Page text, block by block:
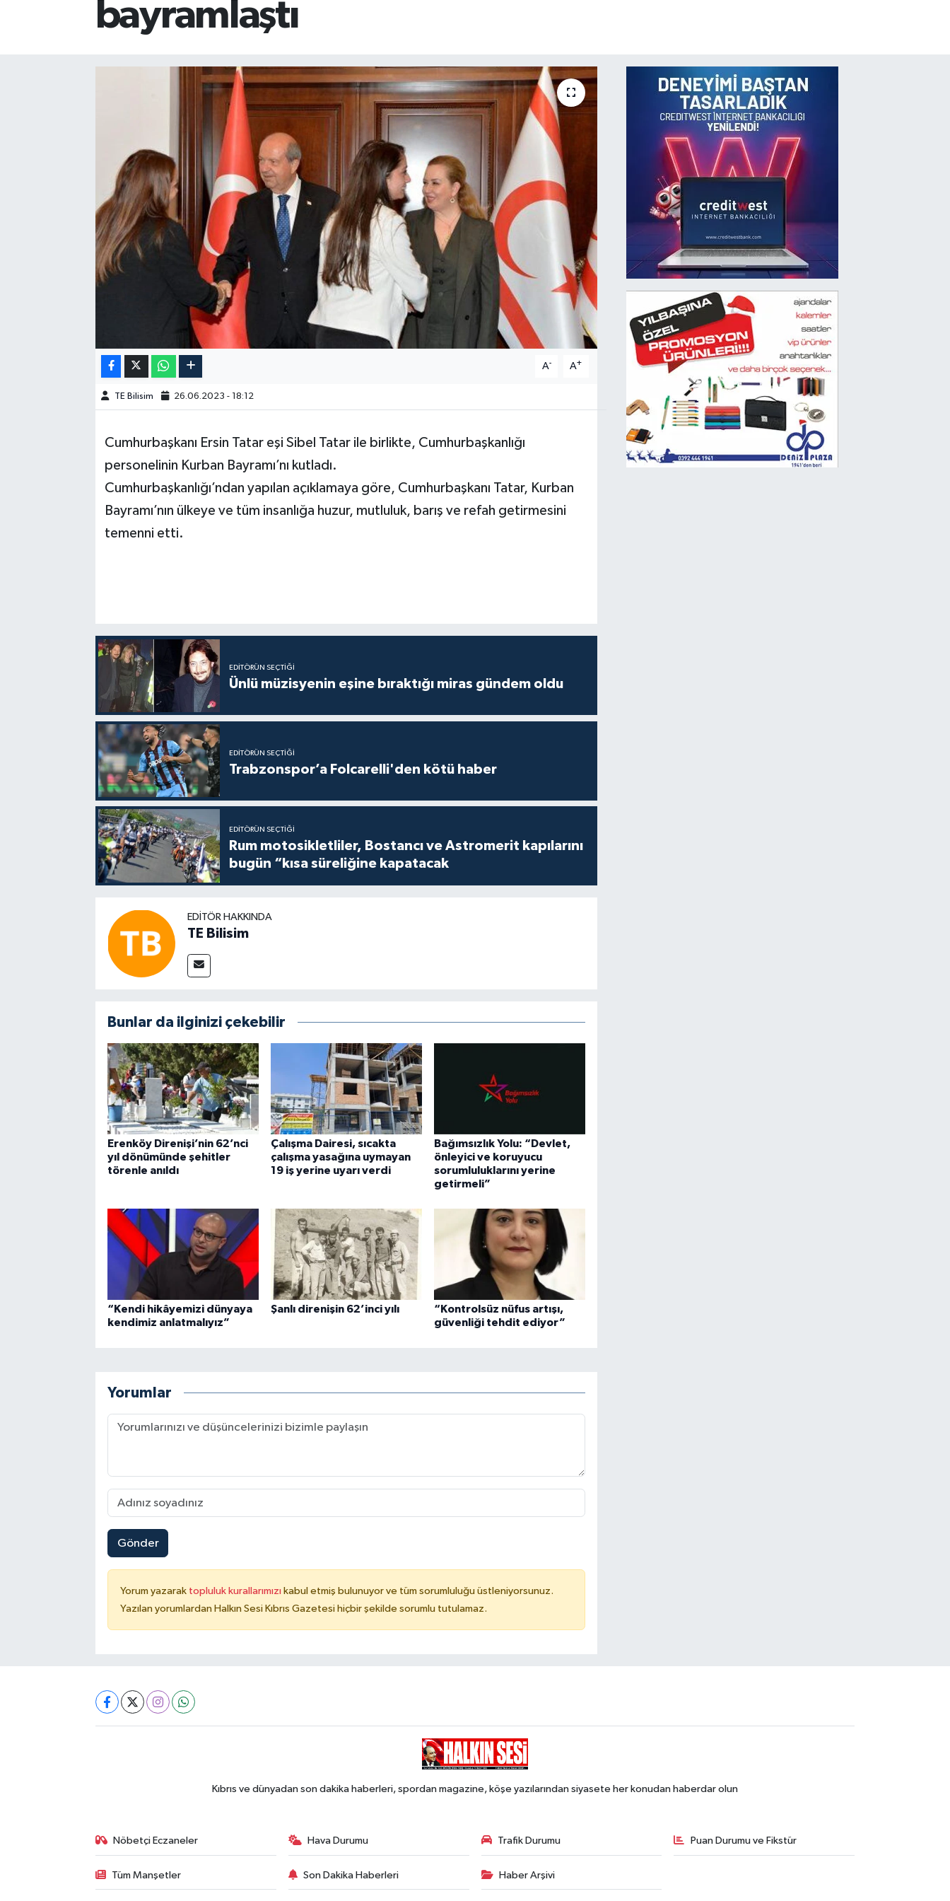
bayramlaştı
A- A+
TE Bilisim 26.06.2023 - 18:12
Cumhurbaşkanı Ersin Tatar eşi Sibel Tatar ile birlikte, Cumhurbaşkanlığı
personelinin Kurban Bayramı’nı kutladı.
Cumhurbaşkanlığı’ndan yapılan açıklamaya göre, Cumhurbaşkanı Tatar, Kurban
Bayramı’nın ülkeye ve tüm insanlığa huzur, mutluluk, barış ve refah getirmesini
temenni etti.
EDITÖRÜN SEÇTIĞI
Ünlü müzisyenin eşine bıraktığı miras gündem oldu
EDITÖRÜN SEÇTIĞI
Trabzonspor’a Folcarelli'den kötü haber
EDITÖRÜN SEÇTIĞI
Rum motosikletliler, Bostancı ve Astromerit kapılarını
bugün “kısa süreliğine kapatacak
EDITÖR HAKKINDA
TE Bilisim
Bunlar da ilginizi çekebilir
Erenköy Direnişi’nin 62’nci
yıl dönümünde şehitler
törenle anıldı
Çalışma Dairesi, sıcakta
çalışma yasağına uymayan
19 iş yerine uyarı verdi
Bağımsızlık Yolu: “Devlet,
önleyici ve koruyucu
sorumluluklarını yerine
getirmeli”
“Kendi hikâyemizi dünyaya
kendimiz anlatmalıyız”
Şanlı direnişin 62’inci yılı
“Kontrolsüz nüfus artışı,
güvenliği tehdit ediyor”
Yorumlar
Gönder
Yorum yazarak topluluk kurallarımızı kabul etmiş bulunuyor ve tüm sorumluluğu üstleniyorsunuz.
Yazılan yorumlardan Halkın Sesi Kıbrıs Gazetesi hiçbir şekilde sorumlu tutulamaz.
Kıbrıs ve dünyadan son dakika haberleri, spordan magazine, köşe yazılarından siyasete her konudan haberdar olun
Nöbetçi Eczaneler Hava Durumu Trafik Durumu Puan Durumu ve Fikstür
Tüm Manşetler Son Dakika Haberleri Haber Arşivi